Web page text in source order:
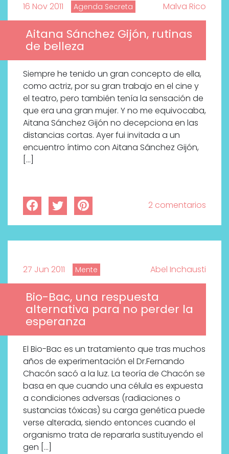
16 Nov 2011 Agenda Secreta Malva Rico
Aitana Sánchez Gijón, rutinas
de belleza
Siempre he tenido un gran concepto de ella,
como actriz, por su gran trabajo en el cine y
el teatro, pero también tenía la sensación de
que era una gran mujer. Y no me equivocaba,
Aitana Sánchez Gijón no decepciona en las
distancias cortas. Ayer fui invitada a un
encuentro íntimo con Aitana Sánchez Gijón,
[…]
2 comentarios
27 Jun 2011 Mente Abel Inchausti
Bio-Bac, una respuesta
alternativa para no perder la
esperanza
El Bio-Bac es un tratamiento que tras muchos
años de experimentación el Dr.Fernando
Chacón sacó a la luz. La teoría de Chacón se
basa en que cuando una célula es expuesta
a condiciones adversas (radiaciones o
sustancias tóxicas) su carga genética puede
verse alterada, siendo entonces cuando el
organismo trata de repararla sustituyendo el
gen […]